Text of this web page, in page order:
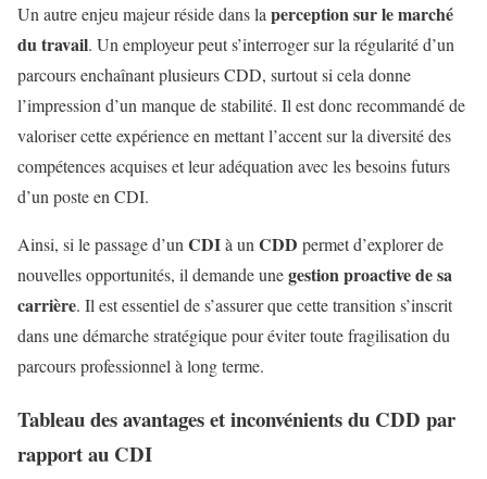
Un autre enjeu majeur réside dans laperception sur le marché
du travail. Un employeur peut s’interroger sur la régularité d’un
parcours enchaînant plusieurs CDD, surtout si cela donne
l’impression d’un manque de stabilité. Il est donc recommandé de
valoriser cette expérience en mettant l’accent sur la diversité des
compétences acquises et leur adéquation avec les besoins futurs
d’un poste en CDI.
Ainsi, si le passage d’unCDIà unCDD permet d’explorer de
nouvelles opportunités, il demande unegestion proactive de sa
carrière. Il est essentiel de s’assurer que cette transition s’inscrit
dans une démarche stratégique pour éviter toute fragilisation du
parcours professionnel à long terme.
Tableau des avantages et inconvénients du CDD par
rapport au CDI